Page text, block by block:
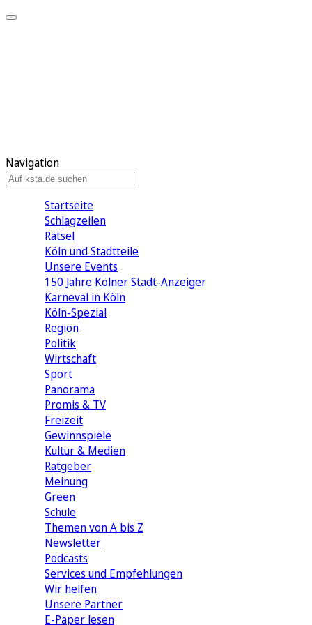
Navigation
Startseite
Schlagzeilen
Rätsel
Köln und Stadtteile
Unsere Events
150 Jahre Kölner Stadt-Anzeiger
Karneval in Köln
Köln-Spezial
Region
Politik
Wirtschaft
Sport
Panorama
Promis & TV
Freizeit
Gewinnspiele
Kultur & Medien
Ratgeber
Meinung
Green
Schule
Themen von A bis Z
Newsletter
Podcasts
Services und Empfehlungen
Wir helfen
Unsere Partner
E-Paper lesen